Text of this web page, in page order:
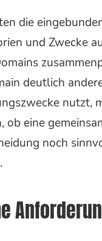
die
und Zwecke
deutlich
nutzt,
ob eine
noch